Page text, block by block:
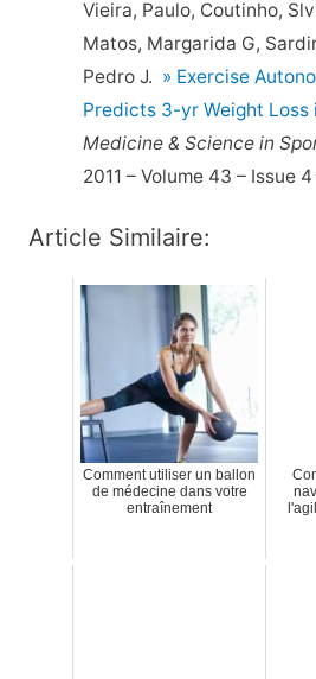
Vieira, Paulo, Coutinho,
Matos, Margarida G,
Pedro J. » Exercise
Predicts 3-yr Weight Loss
Medicine & Science in
2011 – Volume 43 – Issue
Article Similaire:
Comment utiliser un ballon
de médecine dans votre
entraînement